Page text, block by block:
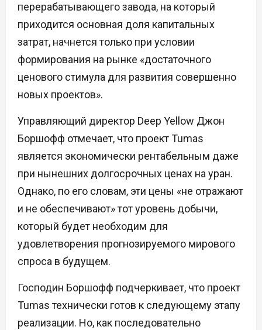
перерабатывающего завода, на который
приходится основная доля капитальных
затрат, начнется только при условии
формирования на рынке «достаточного
ценового стимула для развития совершенно
новых проектов».
Управляющий директор Deep Yellow Джон
Боршофф отмечает, что проект Tumas
является экономически рентабельным даже
при нынешних долгосрочных ценах на уран.
Однако, по его словам, эти цены «не отражают
и не обеспечивают» тот уровень добычи,
который будет необходим для
удовлетворения прогнозируемого мирового
спроса в будущем.
Господин Боршофф подчеркивает, что проект
Tumas технически готов к следующему этапу
реализации. Но, как последовательно